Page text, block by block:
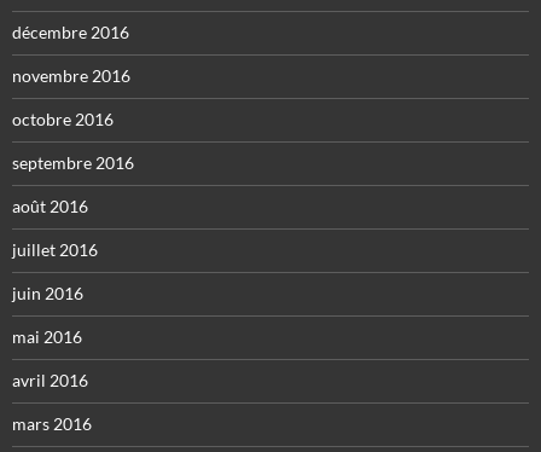
décembre 2016
novembre 2016
octobre 2016
septembre 2016
août 2016
juillet 2016
juin 2016
mai 2016
avril 2016
mars 2016